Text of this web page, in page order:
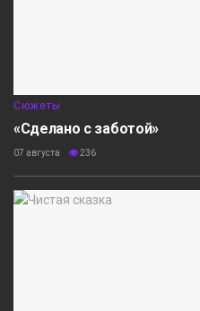
Сюжеты
«Сделано с заботой»
07 августа 236